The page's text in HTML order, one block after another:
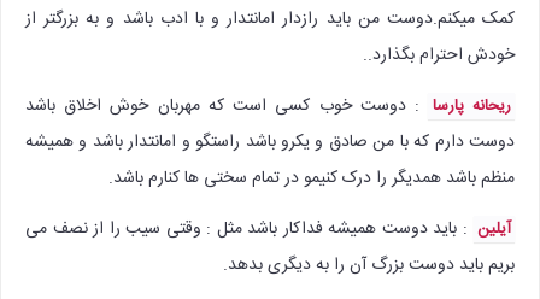
کمک میکنم.دوست من باید رازدار امانتدار و با ادب باشد و به بزرگتر از
خودش احترام بگذارد..
ریحانه پارسا : دوست خوب کسی است که مهربان خوش اخلاق باشد
دوست دارم که با من صادق و یکرو باشد راستگو و امانتدار باشد و همیشه
منظم باشد همدیگر را درک کنیمو در تمام سختی ها کنارم باشد.
آیلین : باید دوست همیشه فداکار باشد مثل : وقتی سیب را از نصف می
بریم باید دوست بزرگ آن را به دیگری بدهد.